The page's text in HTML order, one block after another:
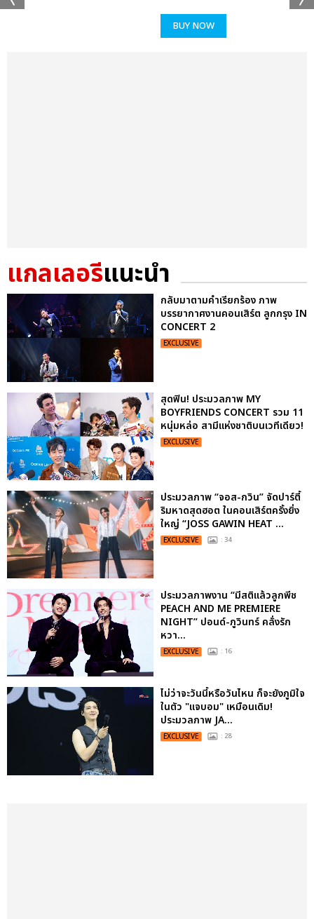
BUY NOW
แกลเลอรีแนะนำ
กลับมาตามคำเรียกร้อง ภาพ
บรรยากาศงานคอนเสิร์ต ลูกกรุง IN
CONCERT 2
EXCLUSIVE
สุดฟิน! ประมวลภาพ MY
BOYFRIENDS CONCERT รวม 11
หนุ่มหล่อ สามีแห่งชาติบนเวทีเดียว!
EXCLUSIVE
ประมวลภาพ “จอส-กวิน” จัดปาร์ตี้
ริมหาดสุดฮอต ในคอนเสิร์ตครั้งยิ่ง
ใหญ่ “JOSS GAWIN HEAT ...
EXCLUSIVE : 34
ประมวลภาพงาน “มีสติแล้วลูกพีช
PEACH AND ME PREMIERE
NIGHT” ปอนด์-ภูวินทร์ คลั่งรัก
หวา...
EXCLUSIVE : 16
ไม่ว่าจะวันนี้หรือวันไหน ก็จะยังภูมิใจ
ในตัว "แจบอม" เหมือนเดิม!
ประมวลภาพ JA...
EXCLUSIVE : 28